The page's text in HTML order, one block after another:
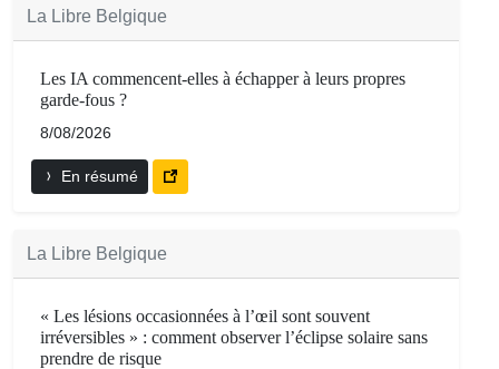
La Libre Belgique
Les IA commencent-elles à échapper à leurs propres
garde-fous ?
8/08/2026
En résumé
La Libre Belgique
« Les lésions occasionnées à l’œil sont souvent
irréversibles » : comment observer l’éclipse solaire sans
prendre de risque